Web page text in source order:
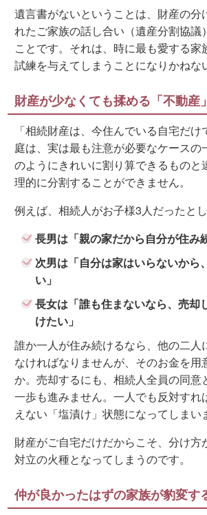
遺言書がないということは、財産の分
れたご家族の話し合い（遺産分割協議
ことです。それは、時に最も愛する家
試練を与えてしまうことになりかねな
財産が少なくても揉める「不動産
「相続財産は、今住んでいる自宅だ
庭は、実は最も注意が必要なケースの
のようにきれいに割り算できるものと
理的に分割することができません。
例えば、相続人がお子様3人だったとし
長男は「親の家だから自分が住み
次男は「自分は家はいらないから
い」
長女は「誰も住まないなら、売却
けたい」
誰か一人が住み続けるなら、他の二人
なければなりませんが、そのお金を用
か。売却するにも、相続人全員の同意
一歩も進みません。一人でも反対すれ
えない「塩漬け」状態になってしまい
財産がご自宅だけだからこそ、分け方
対立の火種となってしまうのです。
仲が良かったはずの家族が豹変す